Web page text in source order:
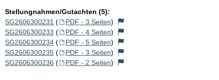
Stellungnahmen/Gutachten (5):
SG2606300231 ( PDF - 3 Seiten)
SG2606300233 ( PDF - 4 Seiten)
SG2606300234 ( PDF - 5 Seiten)
SG2606300235 ( PDF - 3 Seiten)
SG2606300236 ( PDF - 2 Seiten)